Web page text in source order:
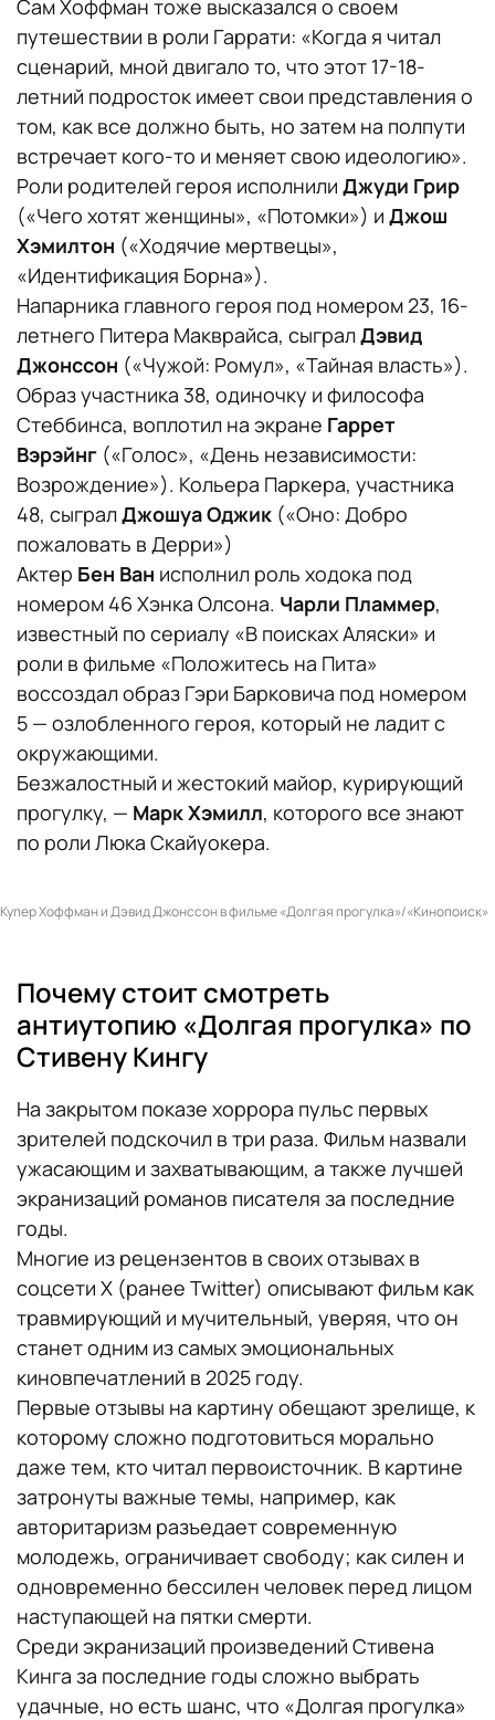
Сам Хоффман тоже высказался о своем
путешествии в роли Гаррати: «Когда я читал
сценарий, мной двигало то, что этот 17-18-
летний подросток имеет свои представления о
том, как все должно быть, но затем на полпути
встречает кого-то и меняет свою идеологию».
Роли родителей героя исполнили Джуди Грир
(«Чего хотят женщины», «Потомки») и Джош
Хэмилтон («Ходячие мертвецы»,
«Идентификация Борна»).
Напарника главного героя под номером 23, 16-
летнего Питера Макврайса, сыгралДэвид
Джонссон («Чужой: Ромул», «Тайная власть»).
Образ участника 38, одиночку и философа
Стеббинса, воплотил на экране Гаррет
Вэрэйнг («Голос», «День независимости:
Возрождение»). Кольера Паркера, участника
48, сыгралДжошуа Оджик («Оно: Добро
пожаловать в Дерри»)
Актер Бен Ван исполнил роль ходока под
номером 46 Хэнка Олсона. Чарли Пламмер,
известный по сериалу «В поисках Аляски» и
роли в фильме «Положитесь на Пита»
воссоздал образ Гэри Барковича под номером
5 — озлобленного героя, который не ладит с
окружающими.
Безжалостный и жестокий майор, курирующий
прогулку, — Марк Хэмилл, которого все знают
по роли Люка Скайуокера.
Купер Хоффман и Дэвид Джонссон в фильме «Долгая прогулка»/«Кинопоиск»
Почему стоит смотреть
антиутопию «Долгая прогулка» по
Стивену Кингу
На закрытом показе хоррора пульс первых
зрителей подскочил в три раза. Фильм назвали
ужасающим и захватывающим, а также лучшей
экранизаций романов писателя за последние
годы.
Многие из рецензентов в своих отзывах в
соцсети X (ранее Twitter) описывают фильм как
травмирующий и мучительный, уверяя, что он
станет одним из самых эмоциональных
киновпечатлений в 2025 году.
Первые отзывы на картину обещают зрелище, к
которому сложно подготовиться морально
даже тем, кто читал первоисточник. В картине
затронуты важные темы, например, как
авторитаризм разъедает современную
молодежь, ограничивает свободу; как силен и
одновременно бессилен человек перед лицом
наступающей на пятки смерти.
Среди экранизаций произведений Стивена
Кинга за последние годы сложно выбрать
удачные, но есть шанс, что «Долгая прогулка»